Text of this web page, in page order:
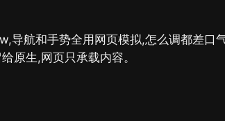
导航和手势全用网页模拟,怎么调都差口
原生,网页只承载内容。